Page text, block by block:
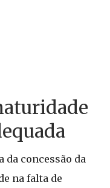
concessão da
na falta de